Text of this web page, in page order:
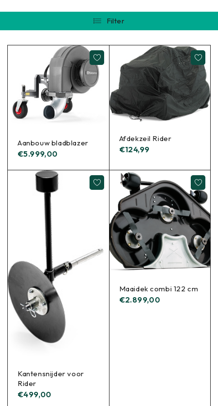
Filter
Aanbouw bladblazer
€5.999,00
Afdekzeil Rider
€124,99
Kantensnijder voor
Rider
€499,00
Maaidek combi 122 cm
€2.899,00